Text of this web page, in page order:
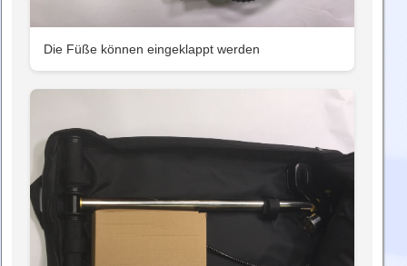
Die Füße können eingeklappt werden